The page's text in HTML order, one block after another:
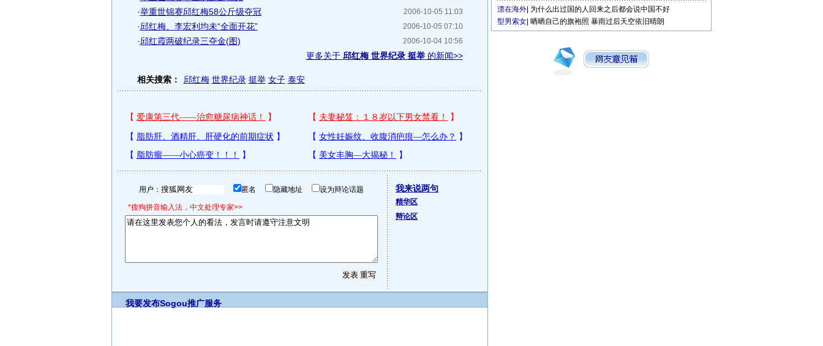
2006-10-05 11:03
·举重世锦赛邱红梅58公斤级夺冠
2006-10-05 07:10
·邱红梅、李宏利均未“全面开花”
2006-10-04 10:56
·邱红霞两破纪录三夺金(图)
更多关于 邱红梅 世界纪录 挺举的新闻>>
相关搜索： 邱红梅 世界纪录 挺举 女子 泰安
用户： 匿名 隐藏地址 设为辩论话题
*搜狗拼音输入法，中文处理专家>>
我来说两句
精华区
辩论区
我要发布Sogou推广服务
漂在海外 为什么出过国的人回来之后都会说中国不好
型男索女 晒晒自己的旗袍照 暴雨过后天空依旧晴朗